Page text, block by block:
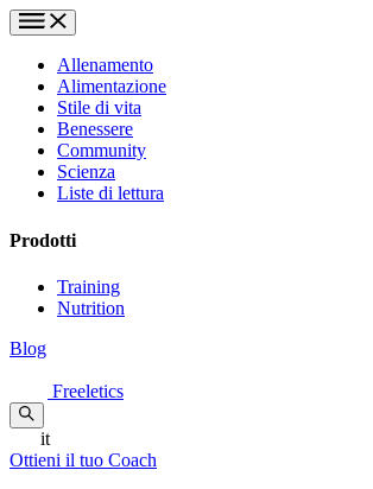
Allenamento
Alimentazione
Stile di vita
Benessere
Community
Scienza
Liste di lettura
Prodotti
Training
Nutrition
Blog
Freeletics
it
Ottieni il tuo Coach